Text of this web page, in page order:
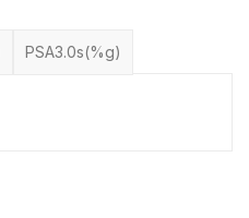
PSA3.0s(%g)